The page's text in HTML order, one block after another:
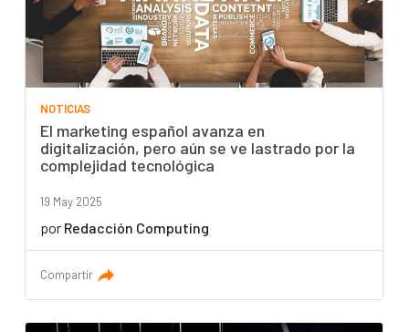
NOTICIAS
El marketing español avanza en
digitalización, pero aún se ve lastrado por la
complejidad tecnológica
19 May 2025
por Redacción Computing
Compartir